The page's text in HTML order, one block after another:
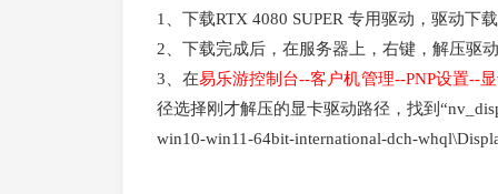
1、下载RTX 4080 SUPER 专用驱动，驱动下
2、下载完成后，在服务器上，右键，解压驱动
3、在易乐游控制台--客户机管理--PNP设置--显
径选择刚才解压的显卡驱动路径，找到
win10-win11-64bit-international-dch-